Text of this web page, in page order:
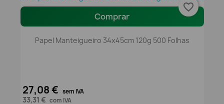
Comprar
Papel Manteigueiro 34x45cm 120g 500 Folhas
27,08 € sem IVA
33,31 € com IVA
favorite_border